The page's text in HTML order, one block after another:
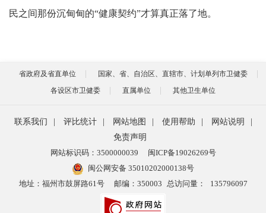
民之间那份沉甸甸的“健康契约”才算真正落了地。
省政府及省直单位
国家、省、自治区、直辖市、计划单列市卫健委
各设区市卫健委
直属单位 其他卫生单位
联系我们 评比统计 网站地图 使用帮助 网站说明
免责声明
网站标识码：3500000039
闽ICP备19026269号
闽公网安备 35010202000138号
地址：福州市鼓屏路61号
邮编：350003 总访问量： 135796097